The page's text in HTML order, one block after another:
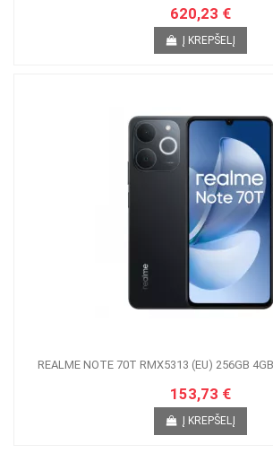
620,23 €
Į KREPŠELĮ
REALME NOTE 70T RMX5313 (EU) 256GB
153,73 €
Į KREPŠELĮ